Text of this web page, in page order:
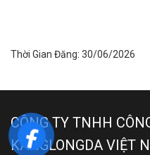
Thời Gian Đăng: 30/06/2026
CÔNG TY TNHH
KANGLONGDA VIỆT